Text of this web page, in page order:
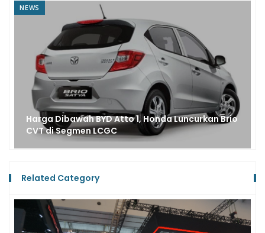
BYD Atto 1, Honda Luncurkan Brio
LCGC
Salut,
Related Category